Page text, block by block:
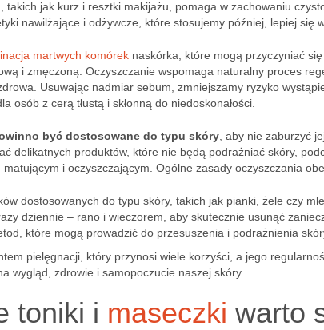
takich jak kurz i resztki makijażu, pomaga w zachowaniu
nawilżające i odżywcze, które stosujemy później, lepiej się
martwych komórek naskórka, które mogą przyczyniać
i zmęczoną. Oczyszczanie wspomaga naturalny proces
Usuwając nadmiar sebum, zmniejszamy ryzyko
osób z cerą tłustą i skłonną do niedoskonałości.
być dostosowane do typu skóry , aby nie zaburzyć
delikatnych produktów, które nie będą podrażniać skóry,
i oczyszczającym. Ogólne zasady oczyszczania
dostosowanych do typu skóry, takich jak pianki, żele czy
dziennie – rano i wieczorem, aby skutecznie usunąć
które mogą prowadzić do przesuszenia i podrażnienia
pielęgnacji, który przynosi wiele korzyści, a jego
wygląd, zdrowie i samopoczucie naszej skóry.
toniki i maseczki warto